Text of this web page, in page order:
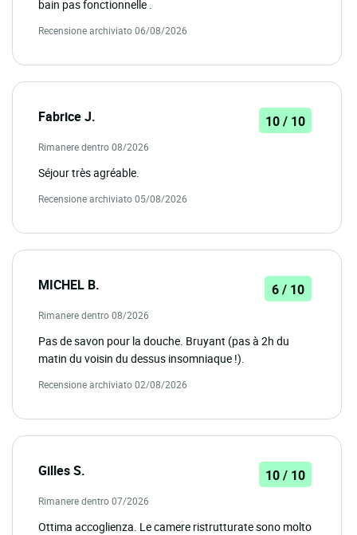
bain pas fonctionnelle .
Recensione archiviato 06/08/2026
Fabrice J. 10 / 10
Rimanere dentro 08/2026
Séjour très agréable.
Recensione archiviato 05/08/2026
MICHEL B. 6 / 10
Rimanere dentro 08/2026
Pas de savon pour la douche. Bruyant (pas à 2h du
matin du voisin du dessus insomniaque !).
Recensione archiviato 02/08/2026
Gilles S. 10 / 10
Rimanere dentro 07/2026
Ottima accoglienza. Le camere ristrutturate sono molto